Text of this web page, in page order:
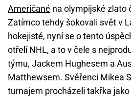
Američané na olympijské zlato
Zatímco tehdy šokovali svět v
hokejisté, nyní se o tento
otřelí NHL, a to v čele s
týmu, Jackem Hughesem a
Matthewsem. Svěřenci Mikea
turnajem procházeli takřka